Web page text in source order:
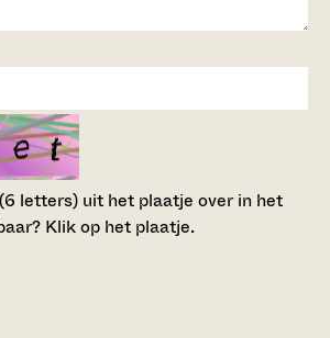
letters) uit het plaatje over in het
Klik op het plaatje.